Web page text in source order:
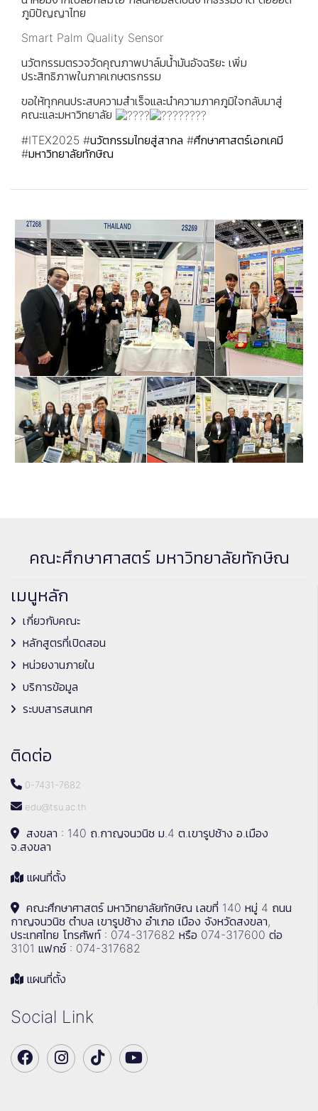
ภูมิปัญญาไทย
Smart Palm Quality Sensor
นวัตกรรมตรวจวัดคุณภาพปาล์มน้ำมันอัจฉริยะ เพิ่ม
ประสิทธิภาพในภาคเกษตรกรรม
ขอให้ทุกคนประสบความสำเร็จและนำความภาคภูมิใจกลับมาสู่
คณะและมหาวิทยาลัย
#ITEX2025 #นวัตกรรมไทยสู่สากล #ศึกษาศาสตร์เอกเคมี
#มหาวิทยาลัยทักษิณ
คณะศึกษาศาสตร์ มหาวิทยาลัยทักษิณ
เมนูหลัก
เกี่ยวกับคณะ
หลักสูตรที่เปิดสอน
หน่วยงานภายใน
บริการข้อมูล
ระบบสารสนเทศ
ติดต่อ
0-7431-7682
edu@tsu.ac.th
สงขลา : 140 ถ.กาญจนวนิช ม.4 ต.เขารูปช้าง อ.เมือง
จ.สงขลา
แผนที่ตั้ง
คณะศึกษาศาสตร์ มหาวิทยาลัยทักษิณ เลขที่ 140 หมู่ 4 ถนน
กาญจนวนิช ตำบล เขารูปช้าง อำเภอ เมือง จังหวัดสงขลา,
ประเทศไทย โทรศัพท์ : 074-317682 หรือ 074-317600 ต่อ
3101 แฟกซ์ : 074-317682
แผนที่ตั้ง
Social Link